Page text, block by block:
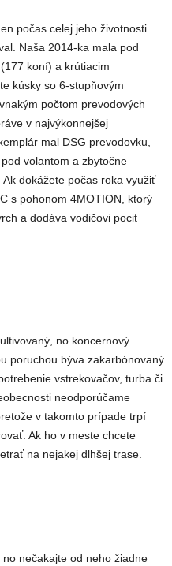
počas celej jeho životnosti
Naša 2014-ka mala pod
koní) a krútiacim
kúsky so 6-stupňovým
počtom prevodových
v najvýkonnejšej
mal DSG prevodovku,
volantom a zbytočne
dokážete počas roka využiť
s pohonom 4MOTION, ktorý
a dodáva vodičovi pocit
no koncernový
poruchou býva zakarbónovaný
vstrekovačov, turba či
neodporúčame
v takomto prípade trpí
Ak ho v meste chcete
na nejakej dlhšej trase.
nečakajte od neho žiadne